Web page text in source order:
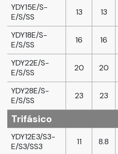
YDY15E/S-
E/S/SS
13 13
YDY18E/S-
E/S/SS
16 16
YDY22E/S-
E/S/SS
20 20
YDY28E/S-
E/S/SS
23 23
Trifásico
YDY12E3/S3-
E/S3/SS3
11 8.8